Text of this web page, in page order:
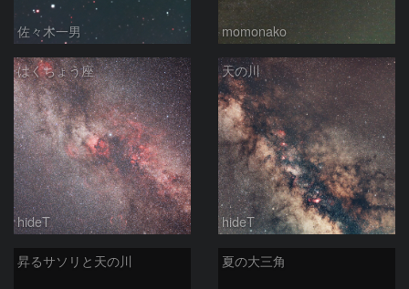
佐々木一男 momonako
はくちょう座
hideT
天の川
hideT
昇るサソリと天の川 夏の大三角